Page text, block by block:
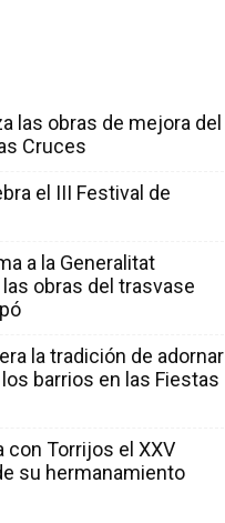
las obras de mejora del
Cruces
el III Festival de
a la Generalitat
obras del trasvase
la tradición de adornar
barrios en las Fiestas
con Torrijos el XXV
su hermanamiento